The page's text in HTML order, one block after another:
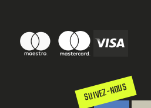
SUIVEZ-NOUS